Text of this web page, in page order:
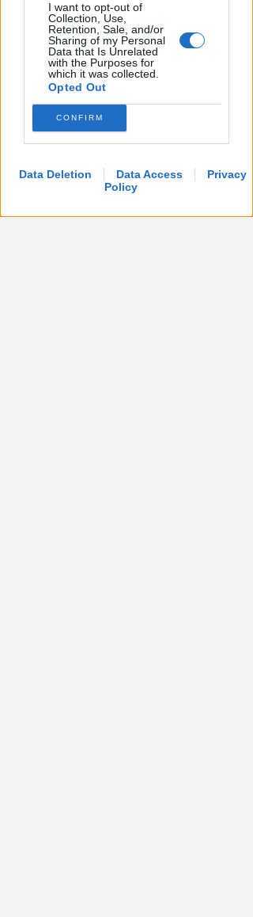
I want to opt-out of
Collection, Use,
Retention, Sale, and/or
Sharing of my Personal
Data that Is Unrelated
with the Purposes for
which it was collected.
Opted Out
CONFIRM
Data Deletion Data Access
Privacy
Policy
UN 2026 SPARTIACQUE
Un semestre in crescita.
Presente, futuro e "nodi" da
affrontare per l'aeroporto